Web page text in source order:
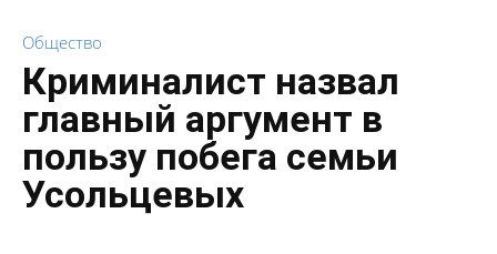
Общество
Криминалист назвал
главный аргумент в
пользу побега семьи
Усольцевых